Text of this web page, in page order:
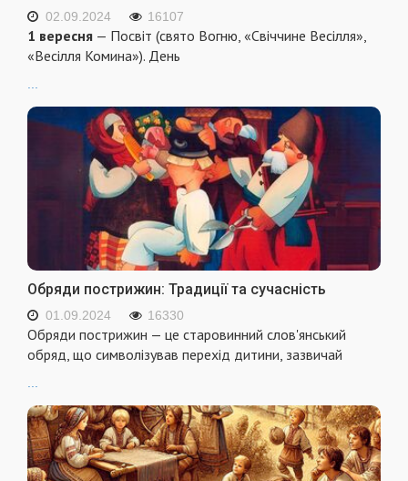
02.09.2024 16107
1 вересня — Посвіт (свято Вогню, «Свіччине Весілля»,
«Весілля Комина»). День
Обряди пострижин: Традиції та сучасність
01.09.2024 16330
Обряди пострижин — це старовинний слов'янський
обряд, що символізував перехід дитини, зазвичай